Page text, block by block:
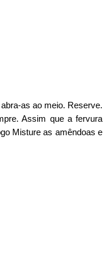
as ao meio. Reserve.
Assim que a fervura
Misture as amêndoas e